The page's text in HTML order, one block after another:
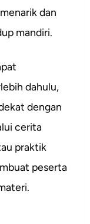
dan
mandiri.
dahulu,
dengan
cerita
praktik
peserta